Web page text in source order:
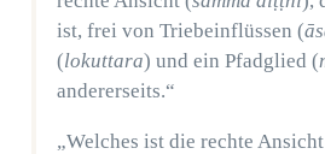
ist, frei von Triebeinflüssen (
(lokuttara) und ein Pfadglied (
andererseits.“
„Welches ist die rechte